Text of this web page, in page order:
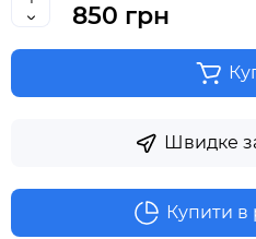
850 грн
Швидке
Купити в